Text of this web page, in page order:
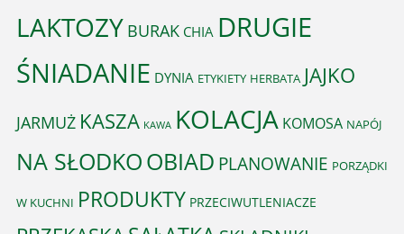
LAKTOZY BURAK CHIA DRUGIE
ŚNIADANIE DYNIA ETYKIETY HERBATA JAJKO
JARMUŻ KASZA KAWA KOLACJA KOMOSA NAPÓJ
NA SŁODKOOBIAD PLANOWANIE PORZĄDKI
W KUCHNI PRODUKTY PRZECIWUTLENIACZE